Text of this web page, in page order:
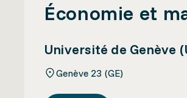
Économie et
Université de Genève
Genève 23 (GE)